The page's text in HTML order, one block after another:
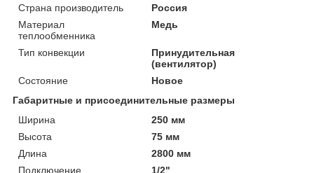
Страна производитель
Россия
Материал
теплообменника
Медь
Тип конвекции
Принудительная
(вентилятор)
Состояние
Новое
Габаритные и присоединительные размеры
Ширина
250 мм
Высота
75 мм
Длина
2800 мм
Подключение
1/2"